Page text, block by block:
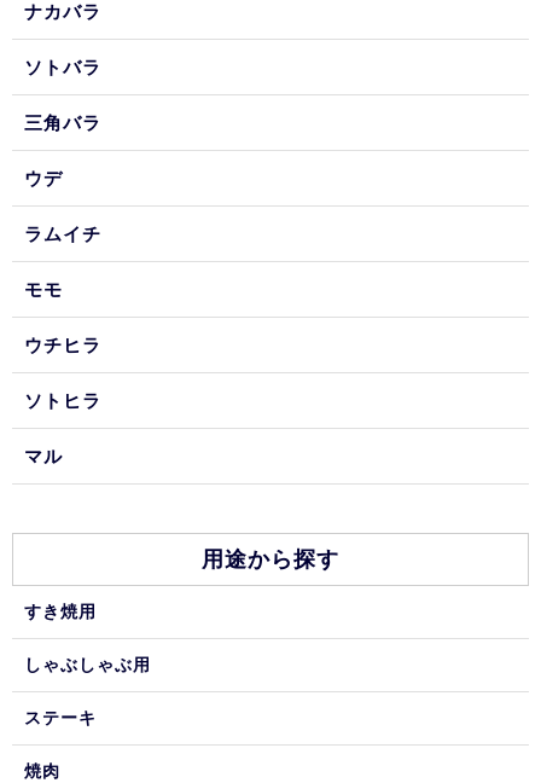
ナカバラ
ソトバラ
三角バラ
ウデ
ラムイチ
モモ
ウチヒラ
ソトヒラ
マル
用途から探す
すき焼用
しゃぶしゃぶ用
ステーキ
焼肉